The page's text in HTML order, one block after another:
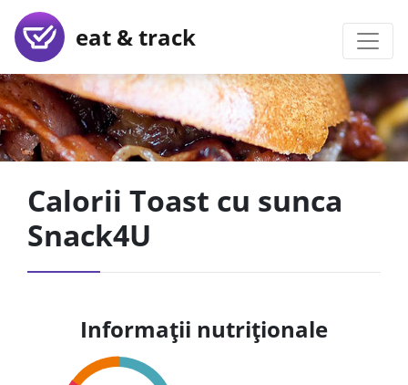
eat & track
Calorii Toast cu sunca
Snack4U
Informații nutriționale